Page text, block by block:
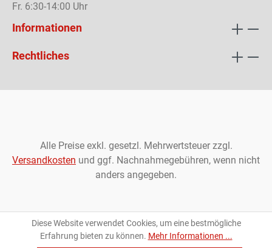
Fr. 6:30-14:00 Uhr
Informationen
Rechtliches
Alle Preise exkl. gesetzl. Mehrwertsteuer zzgl.
Versandkosten und ggf. Nachnahmegebühren, wenn nicht
anders angegeben.
Diese Website verwendet Cookies, um eine bestmögliche
Erfahrung bieten zu können. Mehr Informationen ...